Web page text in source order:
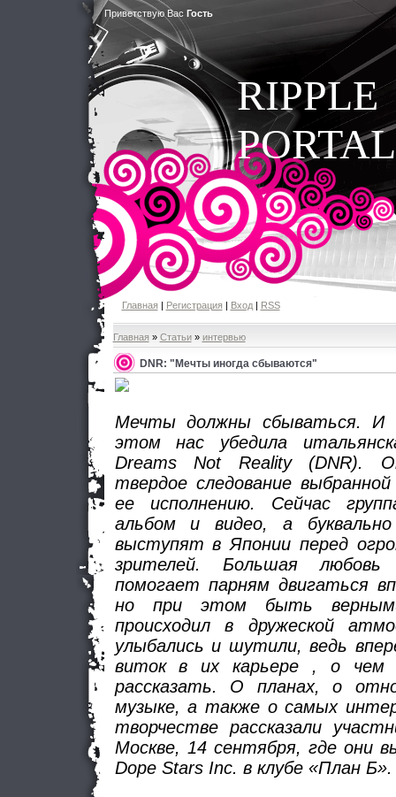
Приветствую Вас Гость
RIPPLE
PORTAL
Главная| Регистрация| Вход| RSS
Главная » Статьи» интервью
DNR: "Мечты иногда сбываются"
Мечты должны сбываться. И
этом нас убедила
Dreams Not Reality (DNR).
твердое следование
ее исполнению. Сейчас
альбом и видео, а
выступят в Японии перед
зрителей. Большая
помогает парням двигаться
но при этом быть
происходил в дружеской
улыбались и шутили, ведь
виток в их карьере , о чем
рассказать. О планах, о
музыке, а также о самых
творчестве рассказали
Москве, 14 сентября, где они
Dope Stars Inc. в клубе «План Б».